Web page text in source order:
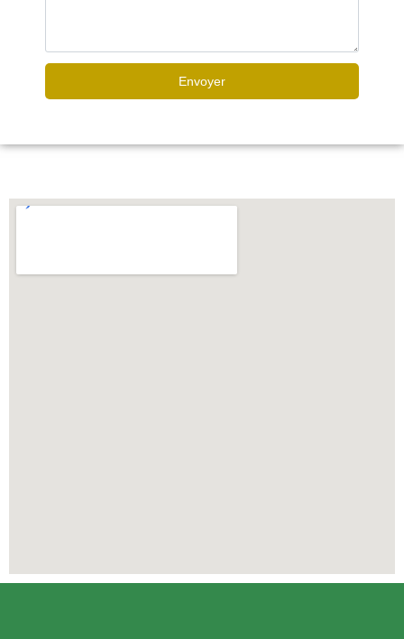
Envoyer